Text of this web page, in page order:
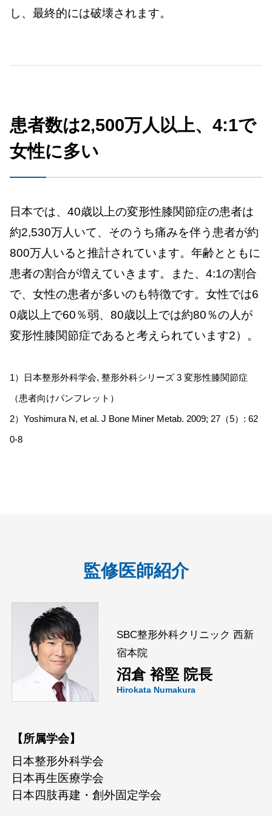
し、最終的には破壊されます。
患者数は2,500万人以上、4:1で
女性に多い
日本では、40歳以上の変形性膝関節症の患者は
約2,530万人いて、そのうち痛みを伴う患者が約
800万人いると推計されています。年齢とともに
患者の割合が増えていきます。また、4:1の割合
で、女性の患者が多いのも特徴です。女性では6
0歳以上で60％弱、80歳以上では約80％の人が
変形性膝関節症であると考えられています2）。
1）日本整形外科学会, 整形外科シリーズ 3 変形性膝関節症
（患者向けパンフレット）
2）Yoshimura N, et al. J Bone Miner Metab. 2009; 27（5）: 62
0-8
監修医師紹介
SBC整形外科クリニック 西新
宿本院
沼倉 裕堅 院長
Hirokata Numakura
【所属学会】
日本整形外科学会
日本再生医療学会
日本四肢再建・創外固定学会